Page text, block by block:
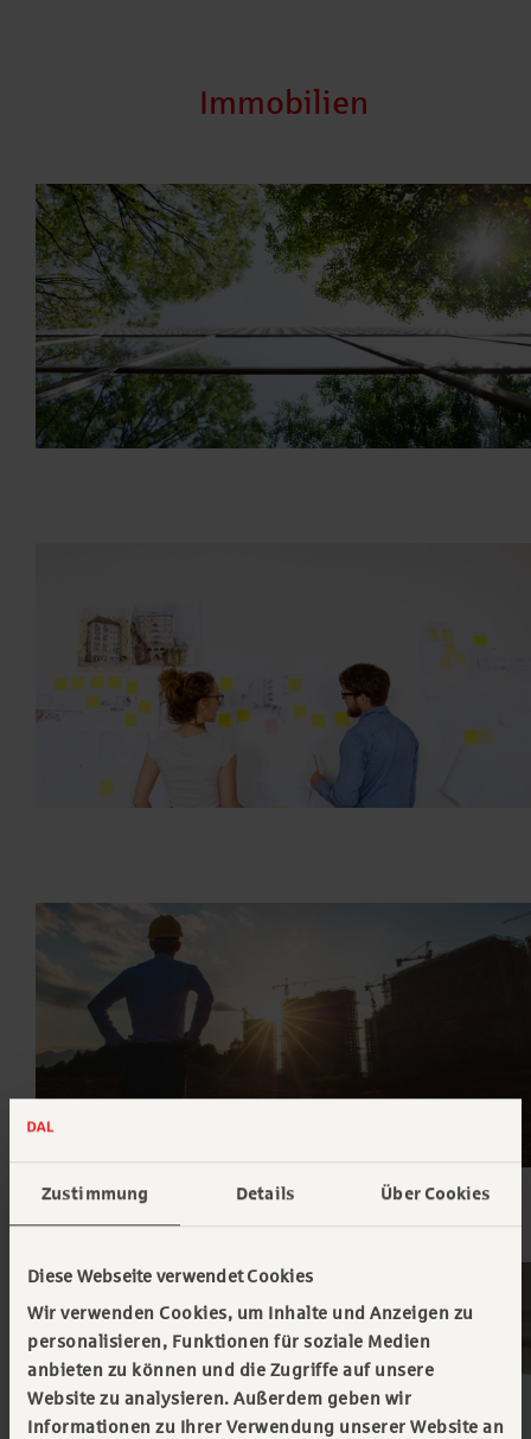
Zustimmung Details Über Cookies
Diese Webseite verwendet Cookies
Wir verwenden Cookies, um Inhalte und Anzeigen zu
personalisieren, Funktionen für soziale Medien
anbieten zu können und die Zugriffe auf unsere
Website zu analysieren. Außerdem geben wir
Informationen zu Ihrer Verwendung unserer Website an
Immobilien